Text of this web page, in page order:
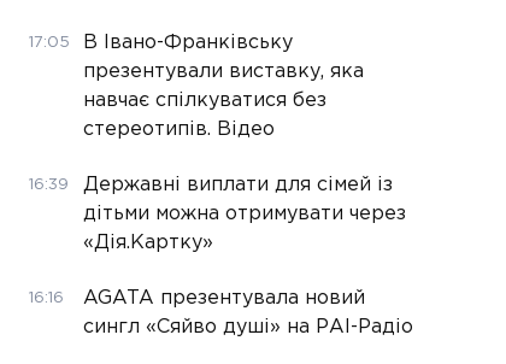
17:05
В Івано-Франківську
презентували виставку, яка
навчає спілкуватися без
стереотипів. Відео
16:39
Державні виплати для сімей із
дітьми можна отримувати через
«Дія.Картку»
16:16
AGATA презентувала новий
сингл «Сяйво душі» на РАІ-Радіо